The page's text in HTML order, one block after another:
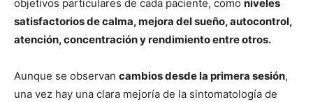
objetivos particulares de cada paciente, como niveles
satisfactorios de calma, mejora del sueño, autocontrol,
atención, concentración y rendimiento entre otros.
Aunque se observan cambios desde la primera sesión,
una vez hay una clara mejoría de la sintomatología de